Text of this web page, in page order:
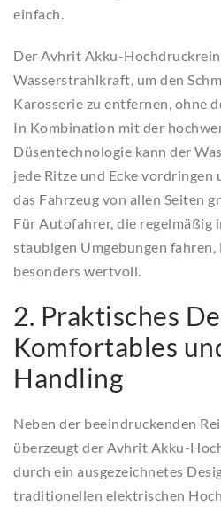
einfach.
Der Avhrit Akku-
Wasserstrahlkraft, um den
Karosserie zu entfernen, ohne
In Kombination mit der
Düsentechnologie kann der
jede Ritze und Ecke vordringen
das Fahrzeug von allen Seiten
Für Autofahrer, die regelmäßig
staubigen Umgebungen fahren,
besonders wertvoll.
2. Praktisches
Komfortables
Handling
Neben der beeindruckenden
überzeugt der Avhrit Akku-
durch ein ausgezeichnetes
traditionellen elektrischen